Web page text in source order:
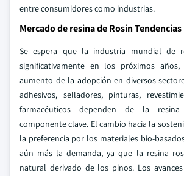
entre consumidores como industrias.
Mercado de resina de Rosin Tendencias
Se espera que la industria mundial de
significativamente en los próximos
aumento de la adopción en diversos
adhesivos, selladores, pinturas,
farmacéuticos dependen de la
componente clave. El cambio hacia la
la preferencia por los materiales bio-
aún más la demanda, ya que la resina
natural derivado de los pinos. Los